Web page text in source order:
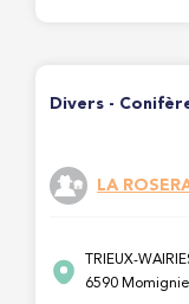
Divers -
LA
TRIEUX-
6590